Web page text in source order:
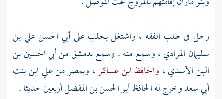
رحل في طلب الفقه ، واشتغلبحلبعلى أبي الحسن علي بن
سليمان المرادي، وسمع منه . وسمعبدمشقمنأبي الحسين بن
البن الأسدي ، والحافظ ابن عساكر، وبمصرمنعلي ابن بنت
أبي سعدوخرج لهالحافظ أبو الحسن بن المفضلأربعين حديثا .